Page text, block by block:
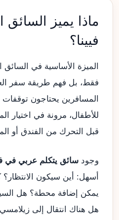
ماذا يميز
فيينا؟
الميزة الأساسية في
فقط، بل فهم طريقة سفر
المسافرين يحتاجون توقفات
للأطفال، مرونة في اختيار
قبل التحرك من الفندق أو
وجود سائق يتكلم عربي في
أسهل: أين سيكون
يمكن إضافة محطة؟ هل
هل هناك انتقال إلى